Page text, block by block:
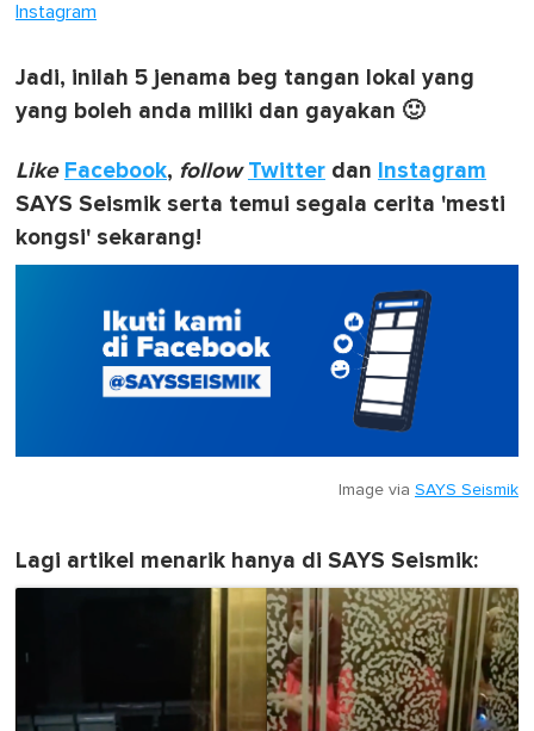
Instagram
Jadi, inilah 5 jenama beg tangan lokal yang
yang boleh anda miliki dan gayakan 🙂
Like Facebook, follow Twitter dan Instagram
SAYS Seismik serta temui segala cerita 'mesti
kongsi' sekarang!
Image via SAYS Seismik
Lagi artikel menarik hanya di SAYS Seismik: